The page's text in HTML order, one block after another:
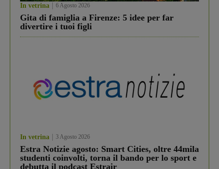
In vetrina 6 Agosto 2026
Gita di famiglia a Firenze: 5 idee per far
divertire i tuoi figli
In vetrina 3 Agosto 2026
Estra Notizie agosto: Smart Cities, oltre 44mila
studenti coinvolti, torna il bando per lo sport e
debutta il podcast Estrair